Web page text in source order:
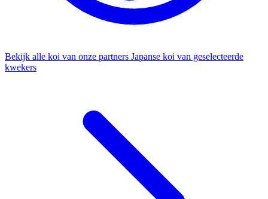
Bekijk alle koi van onze partners Japanse koi van geselecteerde
kwekers